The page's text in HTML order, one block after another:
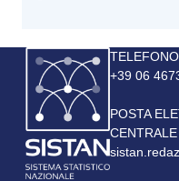
Immagine
TELEFONO
+39 06
POSTA
CENTRALE